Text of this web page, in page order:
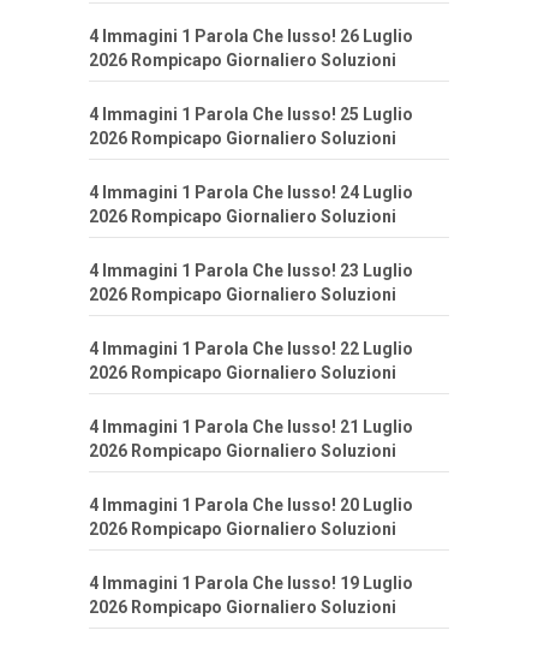
4 Immagini 1 Parola Che lusso! 26 Luglio
2026 Rompicapo Giornaliero Soluzioni
4 Immagini 1 Parola Che lusso! 25 Luglio
2026 Rompicapo Giornaliero Soluzioni
4 Immagini 1 Parola Che lusso! 24 Luglio
2026 Rompicapo Giornaliero Soluzioni
4 Immagini 1 Parola Che lusso! 23 Luglio
2026 Rompicapo Giornaliero Soluzioni
4 Immagini 1 Parola Che lusso! 22 Luglio
2026 Rompicapo Giornaliero Soluzioni
4 Immagini 1 Parola Che lusso! 21 Luglio
2026 Rompicapo Giornaliero Soluzioni
4 Immagini 1 Parola Che lusso! 20 Luglio
2026 Rompicapo Giornaliero Soluzioni
4 Immagini 1 Parola Che lusso! 19 Luglio
2026 Rompicapo Giornaliero Soluzioni